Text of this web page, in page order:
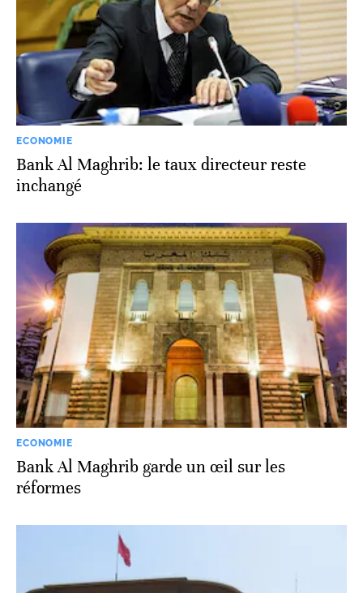
ECONOMIE
Bank Al Maghrib: le taux directeur reste
inchangé
ECONOMIE
Bank Al Maghrib garde un œil sur les
réformes